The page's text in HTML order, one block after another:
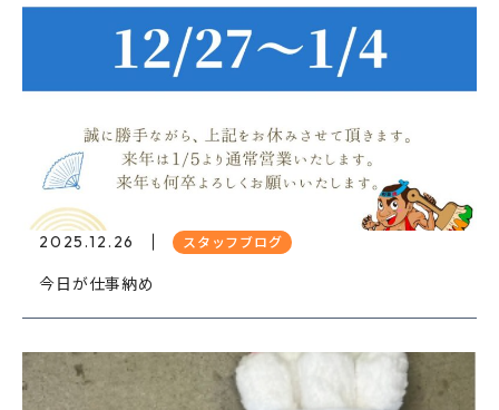
2025.12.26 スタッフブログ
今日が仕事納め